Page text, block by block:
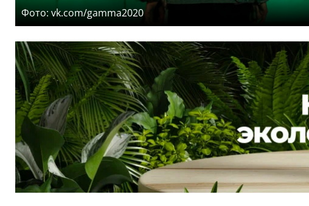
Фото: vk.com/gamma2020